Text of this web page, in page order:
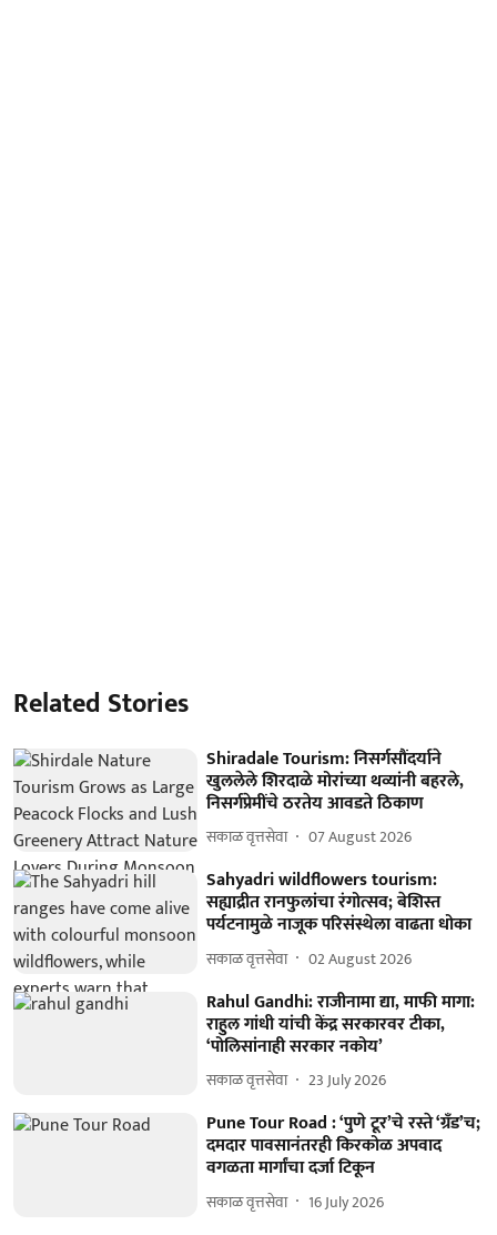
Related Stories
Shiradale Tourism: निसर्गसौंदर्याने
खुललेले शिरदाळे मोरांच्या थव्यांनी बहरले,
निसर्गप्रेमींचे ठरतेय आवडते ठिकाण
सकाळ वृत्तसेवा 07 August 2026
Sahyadri wildflowers tourism:
सह्याद्रीत रानफुलांचा रंगोत्सव; बेशिस्त
पर्यटनामुळे नाजूक परिसंस्थेला वाढता धोका
सकाळ वृत्तसेवा 02 August 2026
Rahul Gandhi: राजीनामा द्या, माफी मागा:
राहुल गांधी यांची केंद्र सरकारवर टीका,
‘पोलिसांनाही सरकार नकोय’
सकाळ वृत्तसेवा 23 July 2026
Pune Tour Road : ​‘पुणे टूर’चे रस्ते ‘ग्रँड’च;
दमदार पावसानंतरही किरकोळ अपवाद
वगळता मार्गांचा दर्जा टिकून
सकाळ वृत्तसेवा 16 July 2026